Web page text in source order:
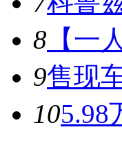
8 【一
9售现
105.98